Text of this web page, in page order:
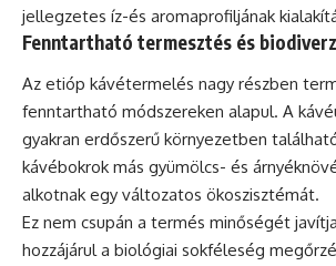
jellegzetes íz-és aromaprofiljának
Fenntartható termesztés és
Az etióp kávétermelés nagy részben
fenntartható módszereken alapul. A
gyakran erdőszerű környezetben
kávébokrok más gyümölcs- és
alkotnak egy változatos ökoszisztémát.
Ez nem csupán a termés minőségét
hozzájárul a biológiai sokféleség